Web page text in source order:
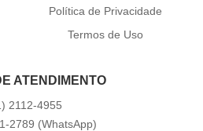
Política de Privacidade
Termos de Uso
ATENDIMENTO
2112-4955
2789 (WhatsApp)